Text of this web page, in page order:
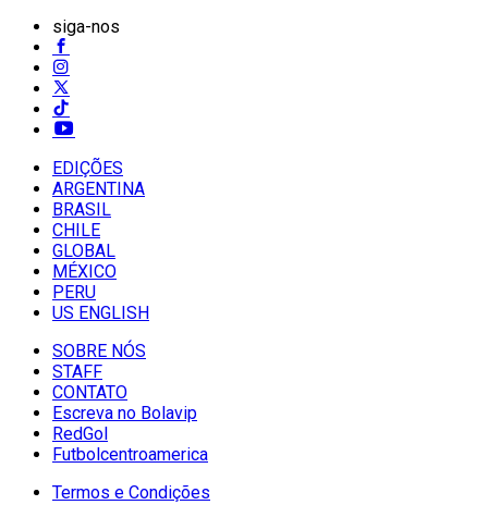
siga-nos
EDIÇÕES
ARGENTINA
BRASIL
CHILE
GLOBAL
MÉXICO
PERU
US ENGLISH
SOBRE NÓS
STAFF
CONTATO
Escreva no Bolavip
RedGol
Futbolcentroamerica
Termos e Condições